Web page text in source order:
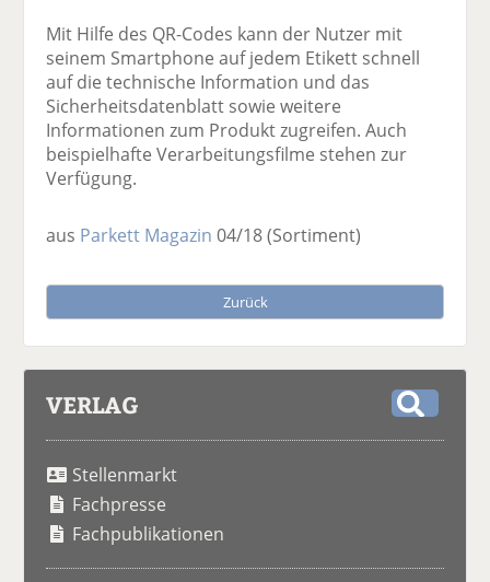
Mit Hilfe des QR-Codes kann der Nutzer mit
seinem Smartphone auf jedem Etikett schnell
auf die technische Information und das
Sicherheitsdatenblatt sowie weitere
Informationen zum Produkt zugreifen. Auch
beispielhafte Verarbeitungsfilme stehen zur
Verfügung.
aus Parkett Magazin 04/18(Sortiment)
Zurück
VERLAG
Stellenmarkt
Fachpresse
Fachpublikationen